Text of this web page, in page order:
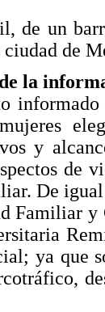
de un
de
la
y
de
De igual
Familiar
ya que